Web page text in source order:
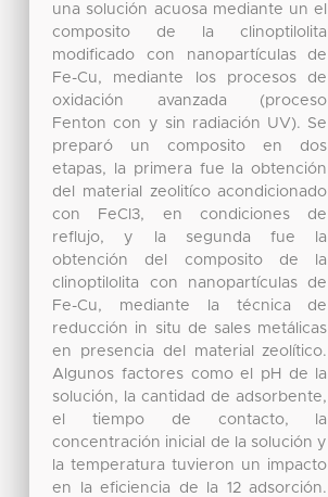
una solución acuosa mediante un el
composito de la clinoptilolita
modificado con nanopartículas de
Fe-Cu, mediante los procesos de
oxidación avanzada (proceso
Fenton con y sin radiación UV). Se
preparó un composito en dos
etapas, la primera fue la obtención
del material zeolitíco acondicionado
con FeCl3, en condiciones de
reflujo, y la segunda fue la
obtención del composito de la
clinoptilolita con nanopartículas de
Fe-Cu, mediante la técnica de
reducción in situ de sales metálicas
en presencia del material zeolítico.
Algunos factores como el pH de la
solución, la cantidad de adsorbente,
el tiempo de contacto, la
concentración inicial de la solución y
la temperatura tuvieron un impacto
en la eficiencia de la 12 adsorción.